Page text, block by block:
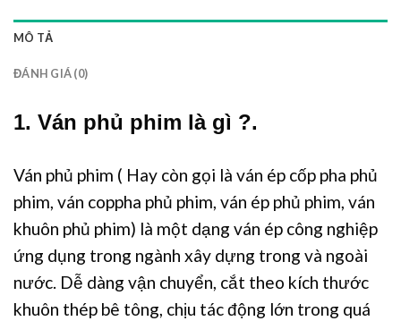
MÔ TẢ
ĐÁNH GIÁ (0)
1. Ván phủ phim là gì ?.
Ván phủ phim ( Hay còn gọi là ván ép cốp pha phủ
phim, ván coppha phủ phim, ván ép phủ phim, ván
khuôn phủ phim) là một dạng ván ép công nghiệp
ứng dụng trong ngành xây dựng trong và ngoài
nước. Dễ dàng vận chuyển, cắt theo kích thước
khuôn thép bê tông, chịu tác động lớn trong quá